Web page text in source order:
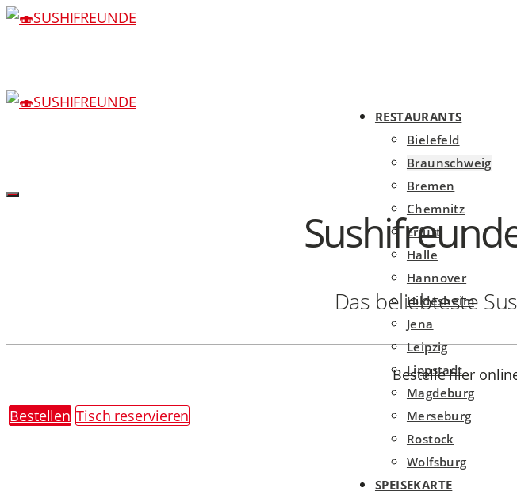
RESTAURANTS
Bielefeld
Braunschweig
Bremen
Chemnitz
Erfurt
Halle
Hannover
Hildesheim
Jena
Leipzig
Lippstadt
Magdeburg
Merseburg
Rostock
Wolfsburg
SPEISEKARTE
Das beliebteste
Bestelle hier
Bestellen Tisch reservieren